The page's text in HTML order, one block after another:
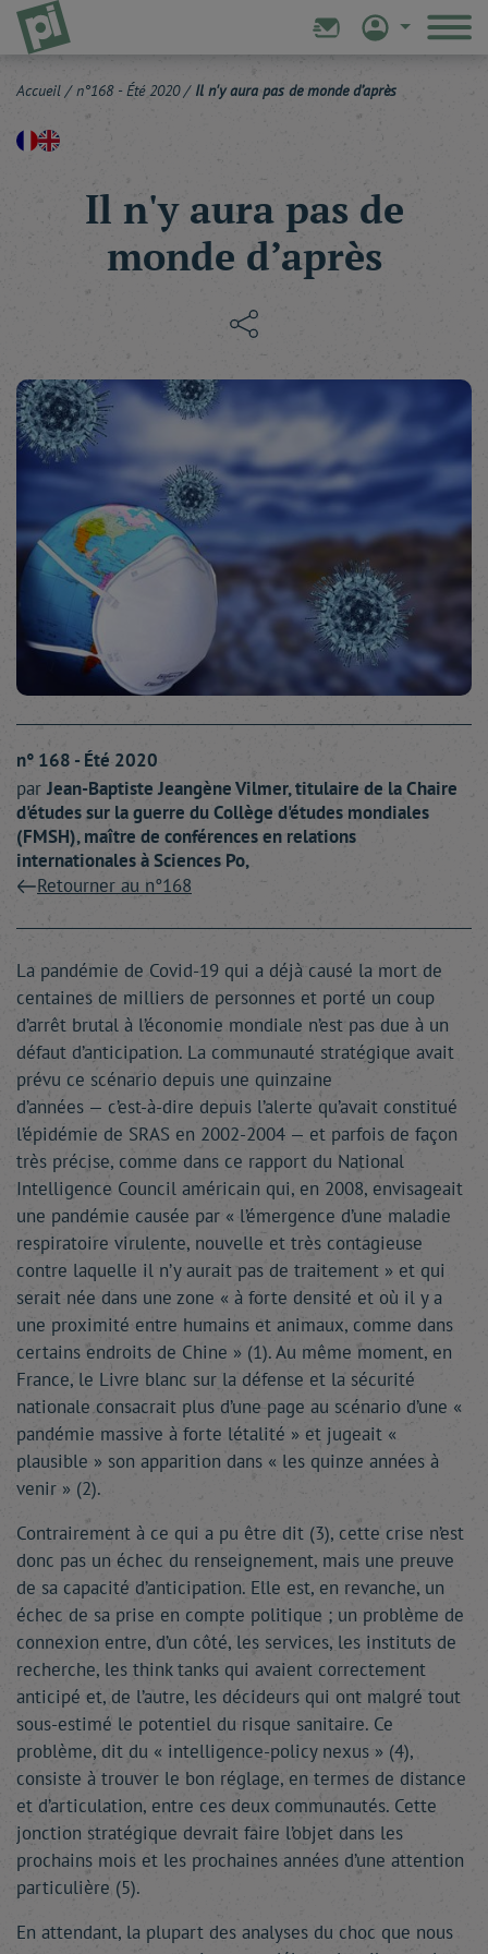
Accueil / n°168 - Été 2020/ Il n'y aura pas de monde d’après
Il n'y aura pas de
monde d’après
n° 168 - Été 2020
parJean-Baptiste Jeangène Vilmer, titulaire de la Chaire
d'études sur la guerre du Collège d'études mondiales
(FMSH), maître de conférences en relations
internationales à Sciences Po,
Retourner au n°168
La pandémie de Covid-19 qui a déjà causé la mort de
centaines de milliers de personnes et porté un coup
d’arrêt brutal à l’économie mondiale n’est pas due à un
défaut d’anticipation. La communauté stratégique avait
prévu ce scénario depuis une quinzaine
d’années — c’est-à-dire depuis l’alerte qu’avait constitué
l’épidémie de SRAS en 2002-2004 — et parfois de façon
très précise, comme dans ce rapport du National
Intelligence Council américain qui, en 2008, envisageait
une pandémie causée par « l’émergence d’une maladie
respiratoire virulente, nouvelle et très contagieuse
contre laquelle il n’y aurait pas de traitement » et qui
serait née dans une zone « à forte densité et où il y a
une proximité entre humains et animaux, comme dans
certains endroits de Chine » (1). Au même moment, en
France, le Livre blanc sur la défense et la sécurité
nationale consacrait plus d’une page au scénario d’une «
pandémie massive à forte létalité » et jugeait «
plausible » son apparition dans « les quinze années à
venir » (2).
Contrairement à ce qui a pu être dit (3), cette crise n’est
donc pas un échec du renseignement, mais une preuve
de sa capacité d’anticipation. Elle est, en revanche, un
échec de sa prise en compte politique ; un problème de
connexion entre, d’un côté, les services, les instituts de
recherche, les think tanks qui avaient correctement
anticipé et, de l’autre, les décideurs qui ont malgré tout
sous-estimé le potentiel du risque sanitaire. Ce
problème, dit du « intelligence-policy nexus » (4),
consiste à trouver le bon réglage, en termes de distance
et d’articulation, entre ces deux communautés. Cette
jonction stratégique devrait faire l’objet dans les
prochains mois et les prochaines années d’une attention
particulière (5).
En attendant, la plupart des analyses du choc que nous